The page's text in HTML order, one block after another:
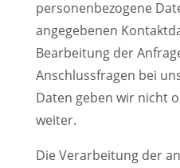
personenbezogene
angegebenen
Bearbeitung der
Anschlussfragen bei
Daten geben wir nicht
weiter.
Die Verarbeitung der